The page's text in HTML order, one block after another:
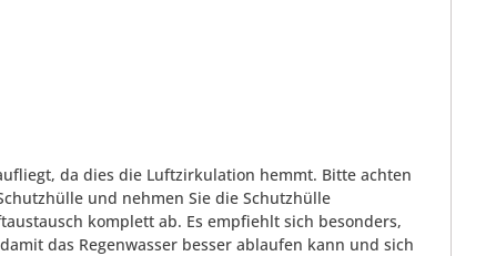
da dies die Luftzirkulation hemmt. Bitte achten
und nehmen Sie die Schutzhülle
komplett ab. Es empfiehlt sich besonders,
das Regenwasser besser ablaufen kann und sich